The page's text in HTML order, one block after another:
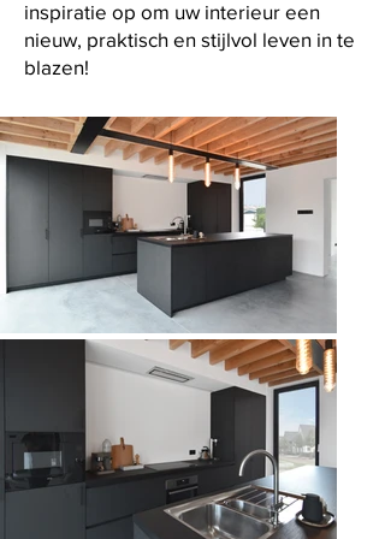
inspiratie op om uw interieur een
nieuw, praktisch en stijlvol leven in te
blazen!